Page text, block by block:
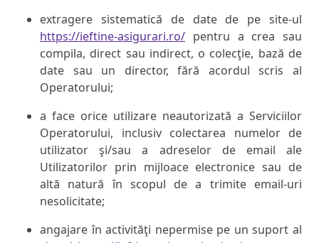
extragere sistematică de date de pe site-ul
https://ieftine-asigurari.ro/ pentru a crea sau
compila, direct sau indirect, o colecţie, bază de
date sau un director, fără acordul scris al
Operatorului;
a face orice utilizare neautorizată a Serviciilor
Operatorului, inclusiv colectarea numelor de
utilizator şi/sau a adreselor de email ale
Utilizatorilor prin mijloace electronice sau de
altă natură în scopul de a trimite email-uri
nesolicitate;
angajare în activităţi nepermise pe un suport al